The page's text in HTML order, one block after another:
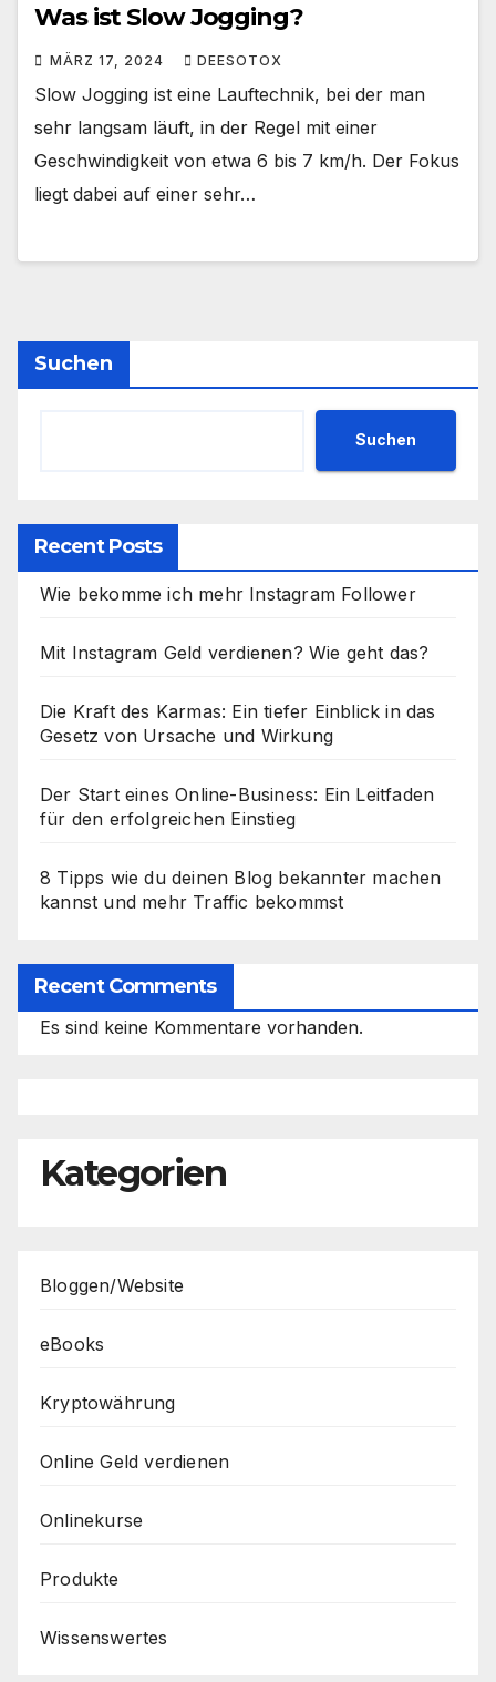
Was ist Slow Jogging?
MÄRZ 17, 2024 DEESOTOX
Slow Jogging ist eine Lauftechnik, bei der man
sehr langsam läuft, in der Regel mit einer
Geschwindigkeit von etwa 6 bis 7 km/h. Der Fokus
liegt dabei auf einer sehr…
Suchen
Suchen
Recent Posts
Wie bekomme ich mehr Instagram Follower
Mit Instagram Geld verdienen? Wie geht das?
Die Kraft des Karmas: Ein tiefer Einblick in das
Gesetz von Ursache und Wirkung
Der Start eines Online-Business: Ein Leitfaden
für den erfolgreichen Einstieg
8 Tipps wie du deinen Blog bekannter machen
kannst und mehr Traffic bekommst
Recent Comments
Es sind keine Kommentare vorhanden.
Kategorien
Bloggen/Website
eBooks
Kryptowährung
Online Geld verdienen
Onlinekurse
Produkte
Wissenswertes